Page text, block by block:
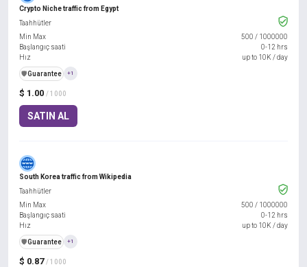
Crypto Niche traffic from Egypt
$ 1.00 / 1000
SATIN AL
Taahhütler
Min Max
500 / 1000000
Başlangıç saati
0-12 hrs
Hız
up to 10K / day
️🛡️Guarantee +1
South Korea traffic from Wikipedia
$ 0.87 / 1000
Taahhütler
Min Max
500 / 1000000
Başlangıç saati
0-12 hrs
Hız
up to 10K / day
️🛡️Guarantee +1